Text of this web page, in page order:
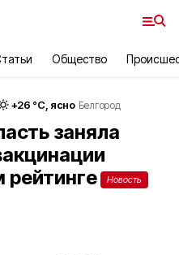
Общество
+26 °С, ясно Белгород
заняла
рейтинге
Новость